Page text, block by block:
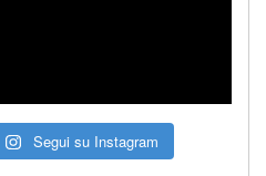
Segui su Instagram